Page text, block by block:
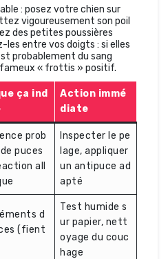
: posez votre chien sur
vigoureusement son poil
des petites poussières
les entre vos doigts : si elles
probablement du sang
fameux « frottis » positif.
ça ind
Action immé
diate
prob
puces
all
Inspecter le pe
lage, appliquer
un antipuce ad
apté
d
(fient
Test humide s
ur papier, nett
oyage du couc
hage